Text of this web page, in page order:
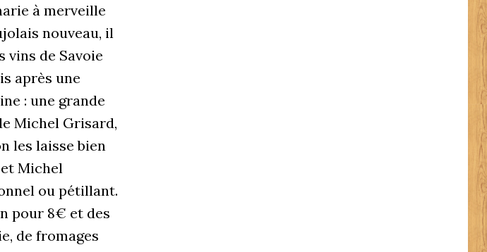
à merveille
nouveau, il
vins de Savoie
après une
: une grande
Michel Grisard,
les laisse bien
Michel
ou pétillant.
pour 8€ et des
de fromages